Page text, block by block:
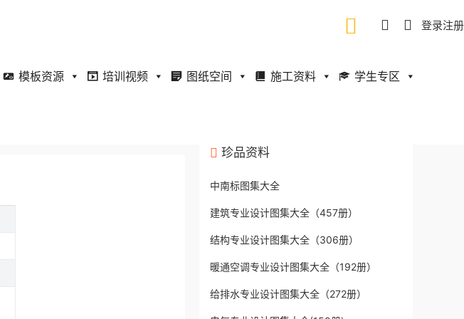
登录注册
模板资源 培训视频 图纸空间 施工资料 学生专区
珍品资料
中南标图集大全
建筑专业设计图集大全（457册）
结构专业设计图集大全（306册）
暖通空调专业设计图集大全（192册）
给排水专业设计图集大全（272册）